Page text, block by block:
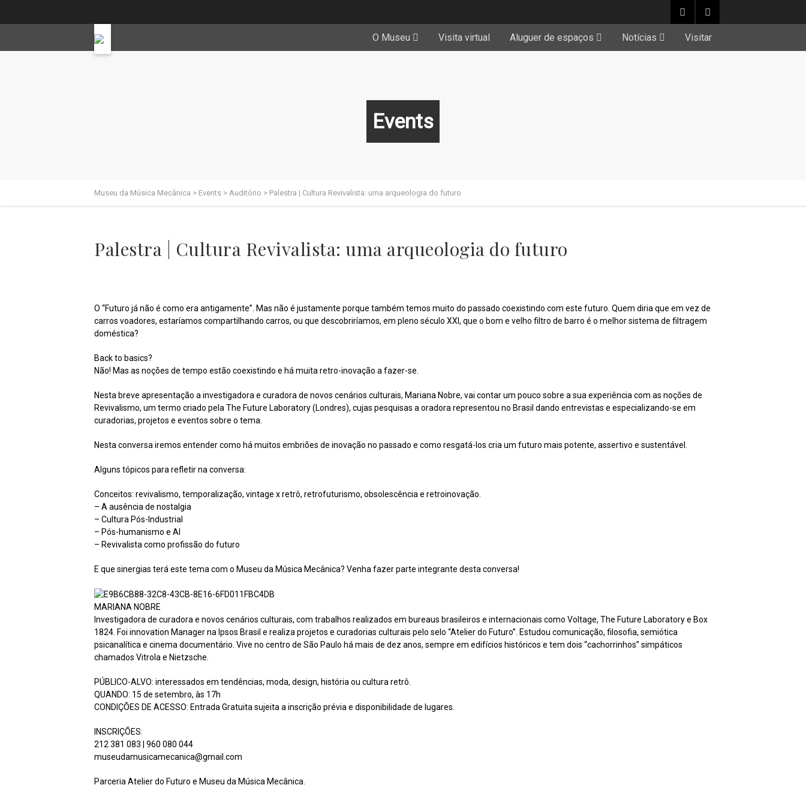
O Museu Visita virtual Aluguer de espaços Notícias Visitar
Events
Museu da Música Mecânica > Events > Auditório > Palestra | Cultura Revivalista: uma arqueologia do futuro
Palestra | Cultura Revivalista: uma arqueologia do futuro
O “Futuro já não é como era antigamente”. Mas não é justamente porque também temos muito do passado coexistindo com este futuro. Quem diria que em vez de
carros voadores, estaríamos compartilhando carros, ou que descobriríamos, em pleno século XXI, que o bom e velho filtro de barro é o melhor sistema de filtragem
doméstica?
Back to basics?
Não! Mas as noções de tempo estão coexistindo e há muita retro-inovação a fazer-se.
Nesta breve apresentação a investigadora e curadora de novos cenários culturais, Mariana Nobre, vai contar um pouco sobre a sua experiência com as noções de
Revivalismo, um termo criado pela The Future Laboratory (Londres), cujas pesquisas a oradora representou no Brasil dando entrevistas e especializando-se em
curadorias, projetos e eventos sobre o tema.
Nesta conversa iremos entender como há muitos embriões de inovação no passado e como resgatá-los cria um futuro mais potente, assertivo e sustentável.
Alguns tópicos para refletir na conversa:
Conceitos: revivalismo, temporalização, vintage x retrô, retrofuturismo, obsolescência e retroinovação.
– A ausência de nostalgia
– Cultura Pós-Industrial
– Pós-humanismo e AI
– Revivalista como profissão do futuro
E que sinergias terá este tema com o Museu da Música Mecânica? Venha fazer parte integrante desta conversa!
MARIANA NOBRE
Investigadora de curadora e novos cenários culturais, com trabalhos realizados em bureaus brasileiros e internacionais como Voltage, The Future Laboratory e Box
1824. Foi innovation Manager na Ipsos Brasil e realiza projetos e curadorias culturais pelo selo “Atelier do Futuro”. Estudou comunicação, filosofia, semiótica
psicanalítica e cinema documentário. Vive no centro de São Paulo há mais de dez anos, sempre em edifícios históricos e tem dois “cachorrinhos” simpáticos
chamados Vitrola e Nietzsche.
PÚBLICO-ALVO: interessados em tendências, moda, design, história ou cultura retrô.
QUANDO: 15 de setembro, às 17h
CONDIÇÕES DE ACESSO: Entrada Gratuita sujeita a inscrição prévia e disponibilidade de lugares.
INSCRIÇÕES:
212 381 083 | 960 080 044
museudamusicamecanica@gmail.com
Parceria Atelier do Futuro e Museu da Música Mecânica.